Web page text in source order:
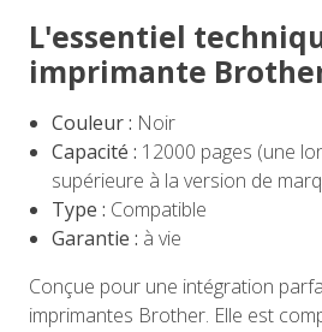
L'essentiel
imprimante
Couleur : Noir
Capacité : 12000 pages (une
supérieure à la version de
Type : Compatible
Garantie : à vie
Conçue pour une intégration
imprimantes Brother. Elle est